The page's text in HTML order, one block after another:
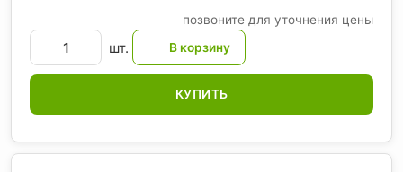
позвоните для уточнения цены
шт.
КУПИТЬ